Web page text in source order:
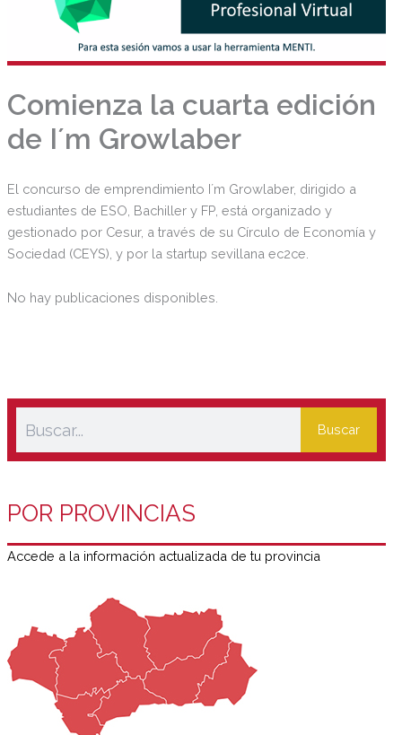
Comienza la cuarta edición
de I´m Growlaber
El concurso de emprendimiento I´m Growlaber, dirigido a
estudiantes de ESO, Bachiller y FP, está organizado y
gestionado por Cesur, a través de su Círculo de Economía y
Sociedad (CEYS), y por la startup sevillana ec2ce.
No hay publicaciones disponibles.
Buscar
POR PROVINCIAS
Accede a la información actualizada de tu provincia